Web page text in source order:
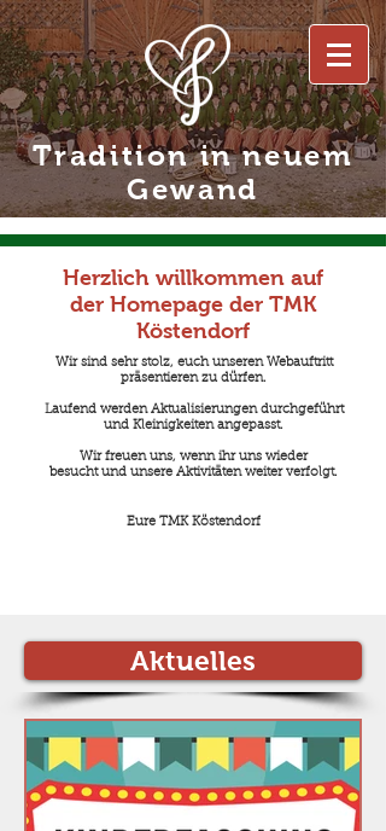
Tradition in neuem
Gewand
Herzlich willkommen auf
der Homepage der TMK
Köstendorf
Wir sind sehr stolz, euch unseren Webauftritt
präsentieren zu dürfen.​
Laufend werden Aktualisierungen durchgeführt
und Kleinigkeiten angepasst.
Wir freuen uns, wenn ihr uns wieder
besucht und unsere Aktivitäten weiter verfolgt.
Eure TMK Köstendorf
Aktuelles